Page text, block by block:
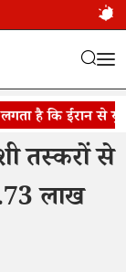
है कि ईरान से युद्ध
तस्करों से
लाख